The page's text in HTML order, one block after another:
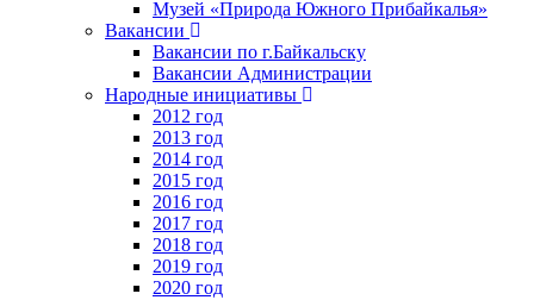
Музей «Природа Южного Прибайкалья»
Вакансии
Вакансии по г.Байкальску
Вакансии Администрации
Народные инициативы
2012 год
2013 год
2014 год
2015 год
2016 год
2017 год
2018 год
2019 год
2020 год